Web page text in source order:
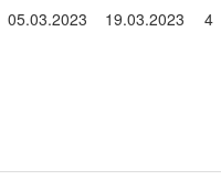
05.03.2023 19.03.2023 4